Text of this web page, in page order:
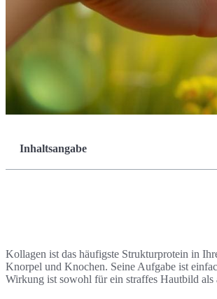
Inhaltsangabe
Kollagen ist das häufigste Strukturprotein in
Knorpel und Knochen. Seine Aufgabe ist
Wirkung ist sowohl für ein straffes Hautbild als